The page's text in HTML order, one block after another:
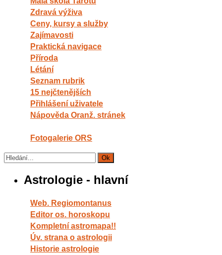
Zdravá výživa
Ceny, kursy a služby
Zajímavosti
Praktická navigace
Příroda
Létání
Seznam rubrik
15 nejčtenějších
Přihlášení uživatele
Nápověda Oranž. stránek
Fotogalerie ORS
Astrologie - hlavní
Web. Regiomontanus
Editor os. horoskopu
Kompletní astromapa!!
Úv. strana o astrologii
Historie astrologie